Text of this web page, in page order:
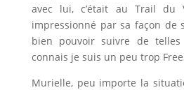
avec lui, c’était au Trail du
impressionné par sa façon de
bien pouvoir suivre de
connais je suis un peu trop
Murielle, peu importe la